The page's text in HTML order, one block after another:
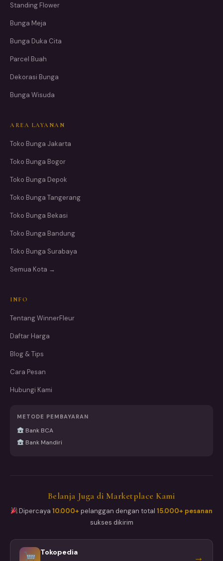
Standing Flower
Bunga Meja
Bunga Duka Cita
Parcel Buah
Dekorasi Bunga
Bunga Wisuda
AREA LAYANAN
Toko Bunga Jakarta
Toko Bunga Bogor
Toko Bunga Depok
Toko Bunga Tangerang
Toko Bunga Bekasi
Toko Bunga Bandung
Toko Bunga Surabaya
Semua Kota →
INFO
Tentang WinnerFleur
Daftar Harga
Blog & Tips
Cara Pesan
Hubungi Kami
METODE PEMBAYARAN
Bank BCA
Bank Mandiri
Belanja Juga di Marketplace Kami
Dipercaya10.000+ pelanggan dengan total15.000+ pesanan
sukses dikirim
Tokopedia →